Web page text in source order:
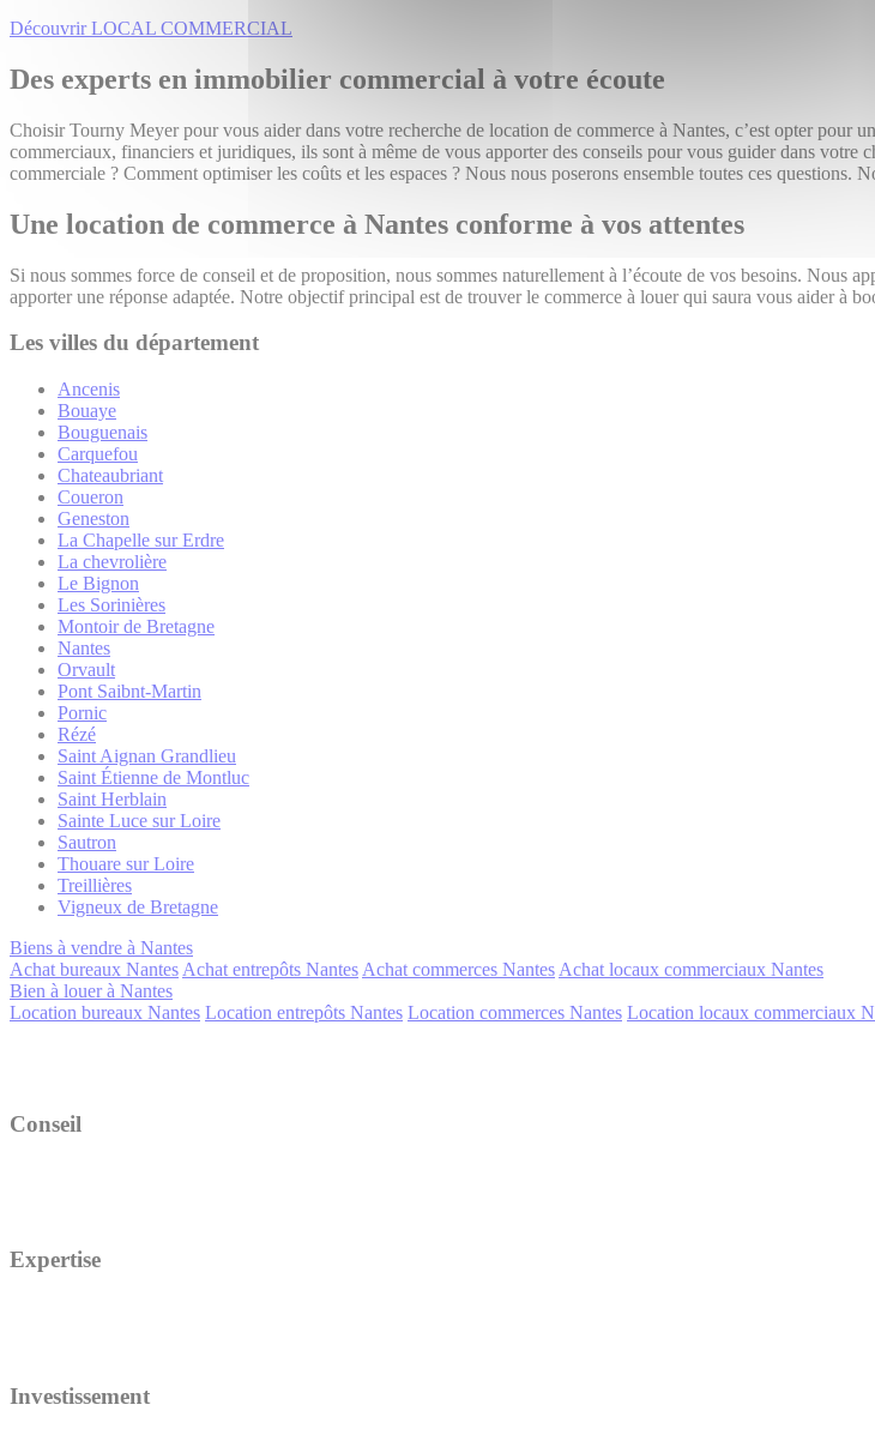
Découvrir LOCAL COMMERCIAL
Des experts en immobilier commercial à votre écoute
Choisir Tourny Meyer pour vous aider dans votre recherche de location de commerce à Nantes, c’est opter pour
commerciaux, financiers et juridiques, ils sont à même de vous apporter des conseils pour vous guider dans
commerciale ? Comment optimiser les coûts et les espaces ? Nous nous poserons ensemble toutes ces
Une location de commerce à Nantes conforme à vos attentes
Si nous sommes force de conseil et de proposition, nous sommes naturellement à l’écoute de vos besoins. Nous
apporter une réponse adaptée. Notre objectif principal est de trouver le commerce à louer qui saura vous aider à
Les villes du département
Ancenis
Bouaye
Bouguenais
Carquefou
Chateaubriant
Coueron
Geneston
La Chapelle sur Erdre
La chevrolière
Le Bignon
Les Sorinières
Montoir de Bretagne
Nantes
Orvault
Pont Saibnt-Martin
Pornic
Rézé
Saint Aignan Grandlieu
Saint Étienne de Montluc
Saint Herblain
Sainte Luce sur Loire
Sautron
Thouare sur Loire
Treillières
Vigneux de Bretagne
Biens à vendre à Nantes
Achat bureaux Nantes Achat entrepôts Nantes Achat commerces Nantes Achat locaux commerciaux Nantes
Bien à louer à Nantes
Location bureaux Nantes Location entrepôts Nantes Location commerces Nantes Location locaux commerciaux
Conseil
Expertise
Investissement